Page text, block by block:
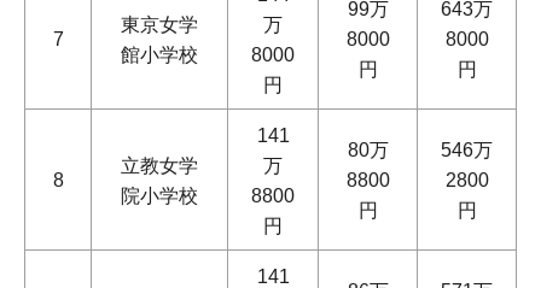
7
東京女学
館小学校
万
8000
円
99万
8000
円
643万
8000
円
8
立教女学
院小学校
141
万
8800
円
80万
8800
円
546万
2800
円
141